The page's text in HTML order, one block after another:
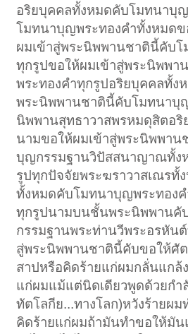
อริยบุคคลทั้งหมดคับโมทนาบุ
โมทนาบุญพระทองคำทั้งหมดข
ผมเข้าสู่พระนิพพานชาตินี้คับ
ทุกรูปขอให้ผมเข้าสู่พระนิพพ
พระทองคำทุกรูปอริยบุคคลทั้ง
พระนิพพานชาตินี้คับโมทนาบุ
นิพพานสุทธาวาสพรหมดุสิตอ
นามขอให้ผมเข้าสู่พระนิพพา
บุญกรรมฐานวิปัสสนาญาณทั้ง
รูปทุกปัจจัยพระฆราวาสเณรทั้
ทั้งหมดคับโมทนาบุญพระทอง
ทุกรูปนามบนชั้นพระนิพพานคั
กรรมฐานพระท่านวีพระอรหัน
สู่พระนิพพานชาตินี้คับขอให้ศั
สาปหรือคิดร้ายแก่ผมกลั่นแกล้
แก่ผมแม้แต่นิดเดียวพูดด้วยก
ทัตโลกีย...ทางโลก)หวังร้ายผม
คิดร้ายแก่ผมถ้ามันทำขอให้มัน